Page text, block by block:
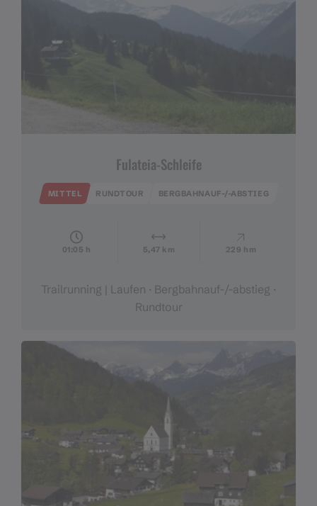
Fulateia-Schleife
MITTEL RUNDTOUR BERGBAHNAUF-/-ABSTIEG
01:05 h 5,47 km 229 hm
Trailrunning | Laufen · Bergbahnauf-/-abstieg ·
Rundtour